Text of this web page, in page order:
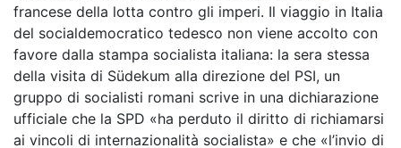
francese della lotta contro gli imperi. Il viaggio in Italia
del socialdemocratico tedesco non viene accolto con
favore dalla stampa socialista italiana: la sera stessa
della visita di Südekum alla direzione del PSI, un
gruppo di socialisti romani scrive in una dichiarazione
ufficiale che la SPD «ha perduto il diritto di richiamarsi
ai vincoli di internazionalità socialista» e che «l’invio di